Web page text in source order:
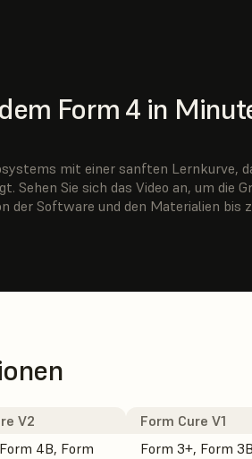
Form 4 in
mit einer sanften Lernkurve,
Sehen Sie sich das Video an, um die
der Software und den Materialien bis
V2 Form Cure V1
4B, Form
Form 3+, Form